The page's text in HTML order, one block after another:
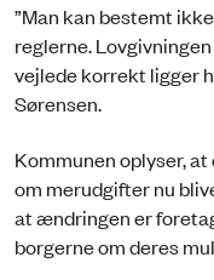
”Man kan bestemt
reglerne.
vejlede korrekt ligger
Sørensen.
Kommunen oplyser,
om merudgifter nu
at ændringen er
borgerne om deres